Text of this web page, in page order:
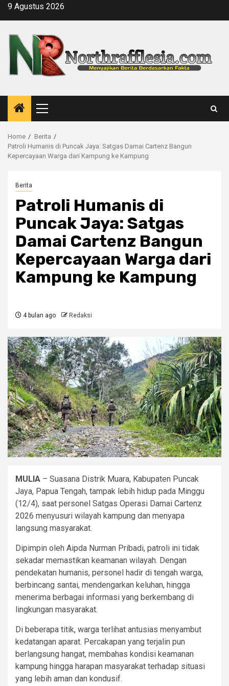
Skip9 Agustus 2026
Primary
Menu
Home
Berita
Patroli Humanis di Puncak Jaya: Satgas Damai Cartenz Bangun
Kepercayaan Warga dari Kampung ke Kampung
Berita
Patroli Humanis di
Puncak Jaya: Satgas
Damai Cartenz Bangun
Kepercayaan Warga dari
Kampung ke Kampung
4 bulan ago Redaksi
MULIA – Suasana Distrik Muara, Kabupaten Puncak
Jaya, Papua Tengah, tampak lebih hidup pada Minggu
(12/4), saat personel Satgas Operasi Damai Cartenz
2026 menyusuri wilayah kampung dan menyapa
langsung masyarakat.
Dipimpin oleh Aipda Nurman Pribadi, patroli ini tidak
sekadar memastikan keamanan wilayah. Dengan
pendekatan humanis, personel hadir di tengah warga,
berbincang santai, mendengarkan keluhan, hingga
menerima berbagai informasi yang berkembang di
lingkungan masyarakat.
Di beberapa titik, warga terlihat antusias menyambut
kedatangan aparat. Percakapan yang terjalin pun
berlangsung hangat, membahas kondisi keamanan
kampung hingga harapan masyarakat terhadap situasi
yang lebih aman dan kondusif.